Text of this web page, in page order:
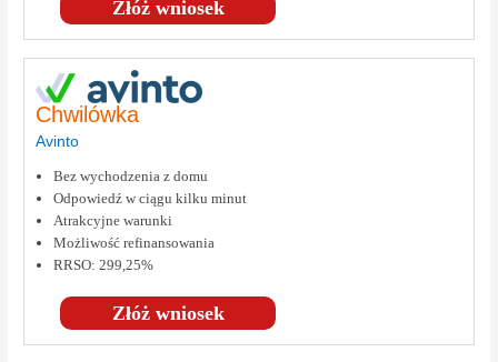
Złóż wniosek
Chwilówka
Avinto
Złóż wniosek
Bez wychodzenia z domu
Odpowiedź w ciągu kilku minut
Atrakcyjne warunki
Możliwość refinansowania
RRSO: 299,25%